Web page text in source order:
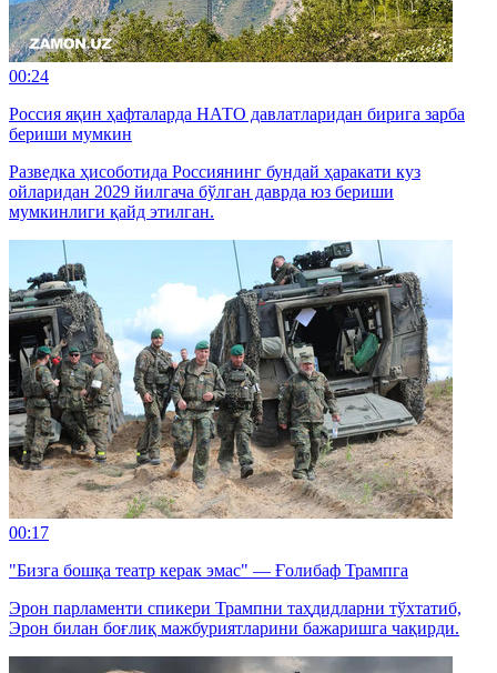
00:24
Россия яқин ҳафталарда НАТО давлатларидан бирига зарба
бериши мумкин
Разведка ҳисоботида Россиянинг бундай ҳаракати куз
ойларидан 2029 йилгача бўлган даврда юз бериши
мумкинлиги қайд этилган.
00:17
"Бизга бошқа театр керак эмас" — Ғолибаф Трампга
Эрон парламенти спикери Трампни таҳдидларни тўхтатиб,
Эрон билан боғлиқ мажбуриятларини бажаришга чақирди.